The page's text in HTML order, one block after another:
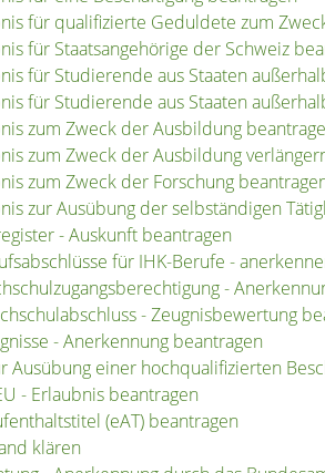
für qualifizierte Geduldete zum
für Staatsangehörige der Schweiz
für Studierende aus Staaten
für Studierende aus Staaten
zum Zweck der Ausbildung
zum Zweck der Ausbildung
zum Zweck der Forschung
zur Ausübung der selbständigen
- Auskunft beantragen
für IHK-Berufe -
-
- Zeugnisbewertung
- Anerkennung beantragen
Ausübung einer hochqualifizierten
- Erlaubnis beantragen
(eAT) beantragen
klären